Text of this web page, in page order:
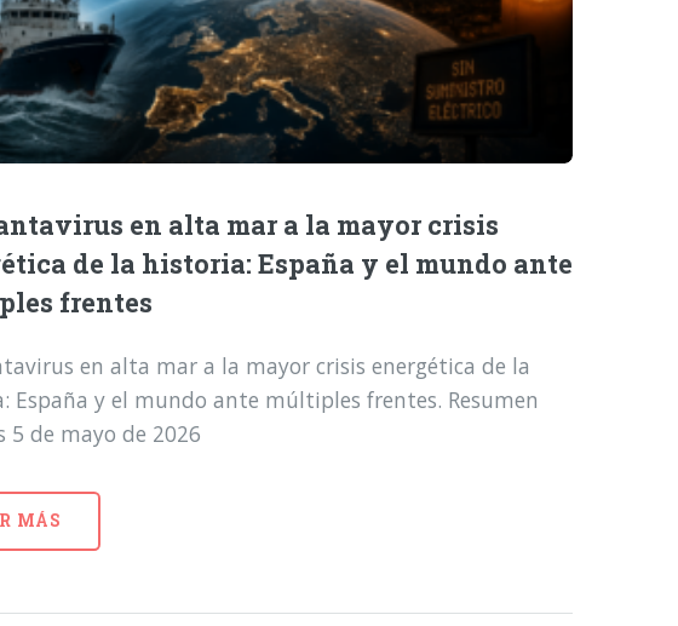
en alta mar a la mayor crisis
de la historia: España y el mundo ante
frentes
en alta mar a la mayor crisis energética de la
España y el mundo ante múltiples frentes. Resumen
5 de mayo de 2026
MÁS